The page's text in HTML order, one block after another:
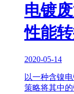
电镀
性能
2020-05-14
以一种含镍
策略将其中